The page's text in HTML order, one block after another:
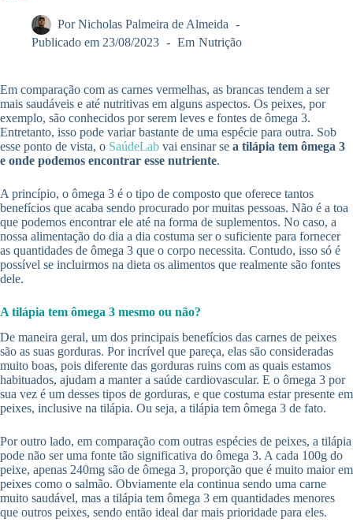
Por Nicholas Palmeira de Almeida
Publicado em 23/08/2023 Em Nutrição
Em comparação com as carnes vermelhas, as brancas tendem a ser
mais saudáveis e até nutritivas em alguns aspectos. Os peixes, por
exemplo, são conhecidos por serem leves e fontes de ômega 3.
Entretanto, isso pode variar bastante de uma espécie para outra. Sob
esse ponto de vista, o SaúdeLab vai ensinar se a tilápia tem ômega 3
e onde podemos encontrar esse nutriente.
A princípio, o ômega 3 é o tipo de composto que oferece tantos
benefícios que acaba sendo procurado por muitas pessoas. Não é a toa
que podemos encontrar ele até na forma de suplementos. No caso, a
nossa alimentação do dia a dia costuma ser o suficiente para fornecer
as quantidades de ômega 3 que o corpo necessita. Contudo, isso só é
possível se incluirmos na dieta os alimentos que realmente são fontes
dele.
A tilápia tem ômega 3 mesmo ou não?
De maneira geral, um dos principais benefícios das carnes de peixes
são as suas gorduras. Por incrível que pareça, elas são consideradas
muito boas, pois diferente das gorduras ruins com as quais estamos
habituados, ajudam a manter a saúde cardiovascular. E o ômega 3 por
sua vez é um desses tipos de gorduras, e que costuma estar presente em
peixes, inclusive na tilápia. Ou seja, a tilápia tem ômega 3 de fato.
Por outro lado, em comparação com outras espécies de peixes, a tilápia
pode não ser uma fonte tão significativa do ômega 3. A cada 100g do
peixe, apenas 240mg são de ômega 3, proporção que é muito maior em
peixes como o salmão. Obviamente ela continua sendo uma carne
muito saudável, mas a tilápia tem ômega 3 em quantidades menores
que outros peixes, sendo então ideal dar mais prioridade para eles.